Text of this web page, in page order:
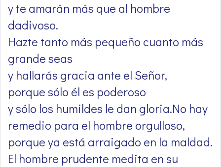
y te amarán más que al hombre
dadivoso.
Hazte tanto más pequeño cuanto más
grande seas
y hallarás gracia ante el Señor,
porque sólo él es poderoso
y sólo los humildes le dan gloria.No hay
remedio para el hombre orgulloso,
porque ya está arraigado en la maldad.
El hombre prudente medita en su